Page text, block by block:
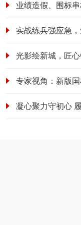
业绩造假、围标